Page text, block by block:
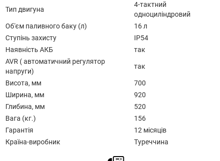
Тип двигуна
4-тактний
одноциліндровий
Об'єм паливного баку (л)
16 л
Ступінь захисту
IP54
Наявність АКБ
так
AVR ( автоматичний регулятор
напруги)
так
Висота, мм
700
Ширина, мм
920
Глибина, мм
520
Вага (кг.)
156
Гарантія
12 місяців
Країна-виробник
Туреччина